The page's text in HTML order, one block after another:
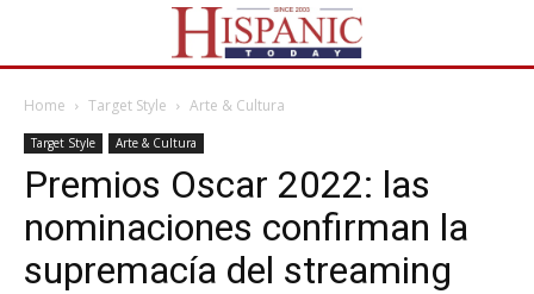
Home Target Style Arte & Cultura
Target Style Arte & Cultura
Premios Oscar 2022: las
nominaciones confirman la
supremacía del streaming